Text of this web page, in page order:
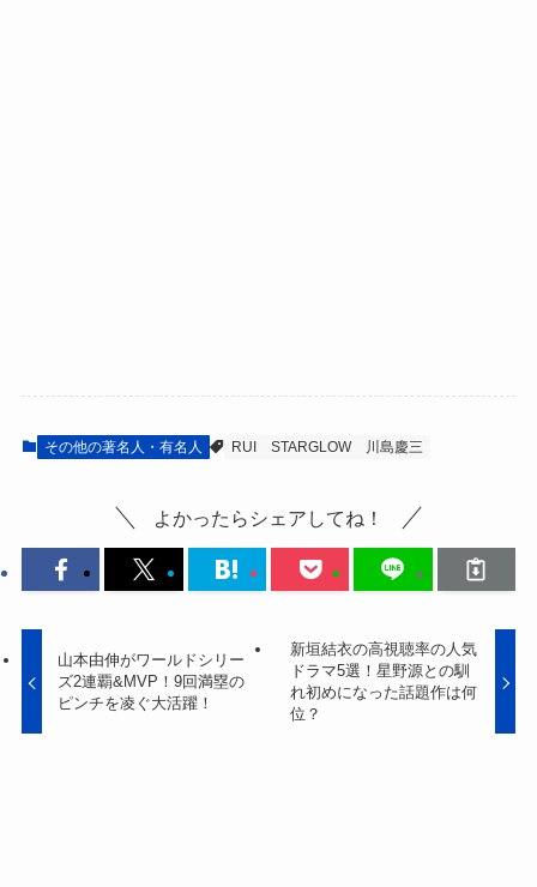
その他の著名人・有名人 RUI STARGLOW 川島慶三
よかったらシェアしてね！
山本由伸がワールドシリー
ズ2連覇&MVP！9回満塁の
ピンチを凌ぐ大活躍！
新垣結衣の高視聴率の人気
ドラマ5選！星野源との馴
れ初めになった話題作は何
位？